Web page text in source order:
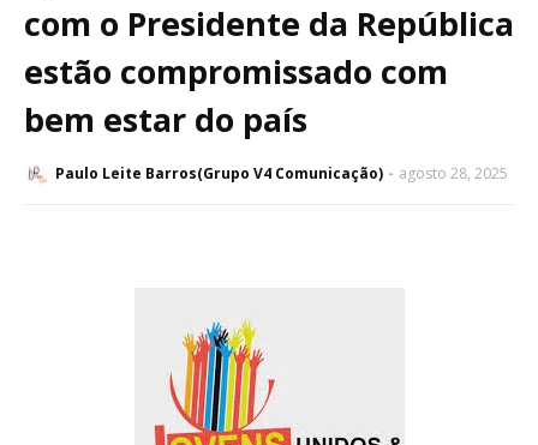
com o Presidente da República
estão compromissado com
bem estar do país
Paulo Leite Barros(Grupo V4 Comunicação) agosto 28, 2025